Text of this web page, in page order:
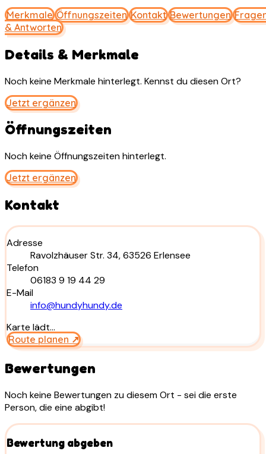
Merkmale Öffnungszeiten Kontakt Bewertungen
& Antworten
Details & Merkmale
Noch keine Merkmale hinterlegt. Kennst du diesen Ort?
Jetzt ergänzen
Öffnungszeiten
Noch keine Öffnungszeiten hinterlegt.
Jetzt ergänzen
Kontakt
Adresse
Ravolzhäuser Str. 34, 63526 Erlensee
Telefon
06183 9 19 44 29
E-Mail
info@hundyhundy.de
Karte lädt…
Route planen ↗
Bewertungen
Noch keine Bewertungen zu diesem Ort - sei die erste
Person, die eine abgibt!
Bewertung abgeben